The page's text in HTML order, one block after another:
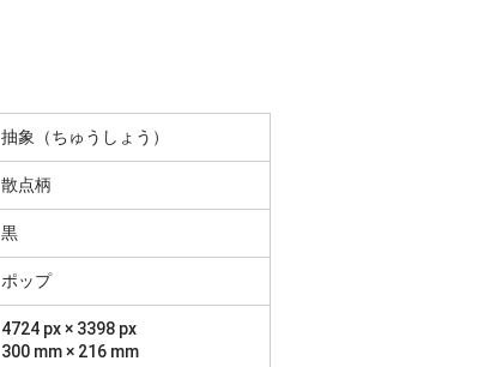
抽象（ちゅうしょう）
散点柄
黒
ポップ
4724 px × 3398 px
300 mm × 216 mm